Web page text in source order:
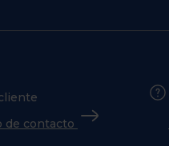
de contacto